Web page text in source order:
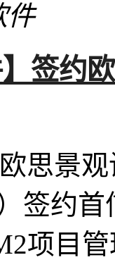
件
】签约
思景
签约
项目